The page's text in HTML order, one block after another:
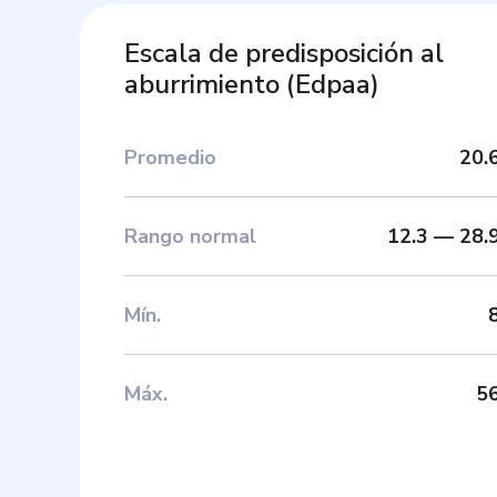
Escala de predisposición al
aburrimiento (Edpaa)
Promedio
Rango normal 12.3 —
Mín.
Máx.